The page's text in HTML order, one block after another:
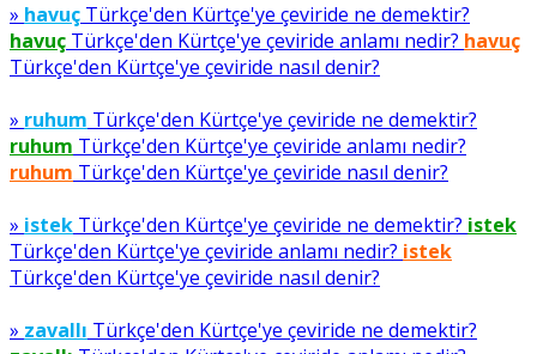
» havuç Türkçe'den Kürtçe'ye çeviride ne demektir?
havuç Türkçe'den Kürtçe'ye çeviride anlamı nedir? havuç
Türkçe'den Kürtçe'ye çeviride nasıl denir?
» ruhum Türkçe'den Kürtçe'ye çeviride ne demektir?
ruhum Türkçe'den Kürtçe'ye çeviride anlamı nedir?
ruhum Türkçe'den Kürtçe'ye çeviride nasıl denir?
» istek Türkçe'den Kürtçe'ye çeviride ne demektir? istek
Türkçe'den Kürtçe'ye çeviride anlamı nedir? istek
Türkçe'den Kürtçe'ye çeviride nasıl denir?
» zavallı Türkçe'den Kürtçe'ye çeviride ne demektir?